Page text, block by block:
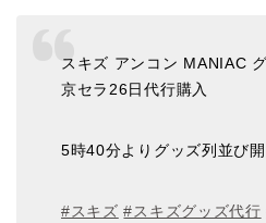
スキズ アンコン MANIAC
京セラ26日代行購入
5時40分よりグッズ列並び
#スキズ #スキズグッズ代行